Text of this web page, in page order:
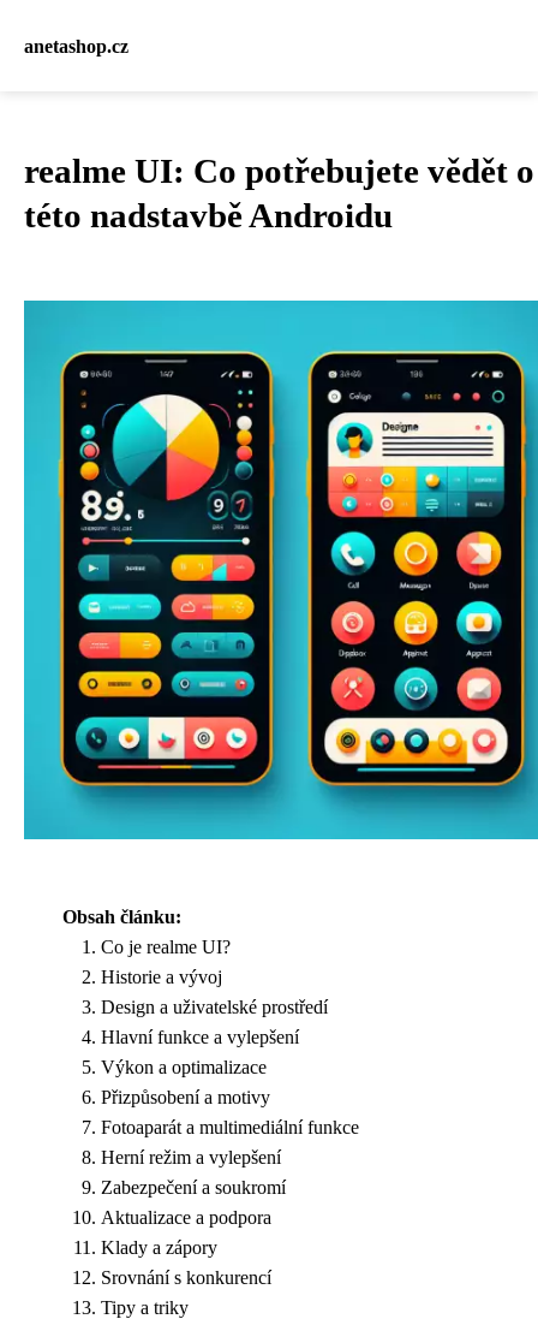
anetashop.cz
realme UI: Co potřebujete vědět o
této nadstavbě Androidu
Obsah článku:
Co je realme UI?
Historie a vývoj
Design a uživatelské prostředí
Hlavní funkce a vylepšení
Výkon a optimalizace
Přizpůsobení a motivy
Fotoaparát a multimediální funkce
Herní režim a vylepšení
Zabezpečení a soukromí
Aktualizace a podpora
Klady a zápory
Srovnání s konkurencí
Tipy a triky